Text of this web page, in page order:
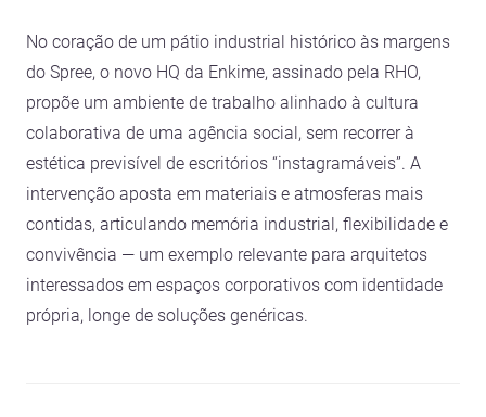
No coração de um pátio industrial histórico às margens
do Spree, o novo HQ da Enkime, assinado pela RHO,
propõe um ambiente de trabalho alinhado à cultura
colaborativa de uma agência social, sem recorrer à
estética previsível de escritórios “instagramáveis”. A
intervenção aposta em materiais e atmosferas mais
contidas, articulando memória industrial, flexibilidade e
convivência — um exemplo relevante para arquitetos
interessados em espaços corporativos com identidade
própria, longe de soluções genéricas.